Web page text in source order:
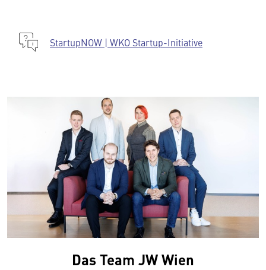
StartupNOW | WKO Startup-Initiative
Das Team JW Wien